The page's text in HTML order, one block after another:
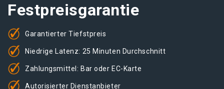
Festpreisgarantie
Garantierter Tiefstpreis
Niedrige Latenz: 25 Minuten Durchschnitt
Zahlungsmittel: Bar oder EC-Karte
Autorisierter Dienstanbieter